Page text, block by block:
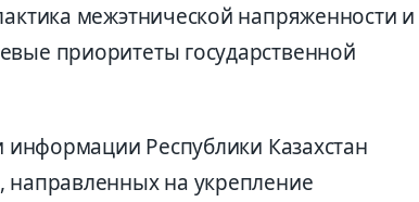
межэтнической напряженности и
приоритеты государственной
информации Республики Казахстан
направленных на укрепление